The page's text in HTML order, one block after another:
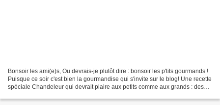
Bonsoir les ami(e)s, Ou devrais-je plutôt dire : bonsoir les p'tits gourmands !
Puisque ce soir c'est bien la gourmandise qui s'invite sur le blog! Une recette
spéciale Chandeleur qui devrait plaire aux petits comme aux grands : des